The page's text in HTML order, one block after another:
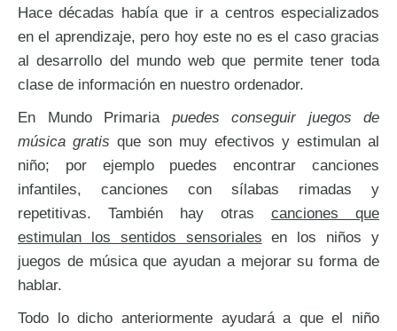
Hace décadas había que ir a centros especializados
en el aprendizaje, pero hoy este no es el caso gracias
al desarrollo del mundo web que permite tener toda
clase de información en nuestro ordenador.
En Mundo Primaria puedes conseguir juegos de
música gratis que son muy efectivos y estimulan al
niño; por ejemplo puedes encontrar canciones
infantiles, canciones con sílabas rimadas y
repetitivas. También hay otras canciones que
estimulan los sentidos sensoriales en los niños y
juegos de música que ayudan a mejorar su forma de
hablar.
Todo lo dicho anteriormente ayudará a que el niño